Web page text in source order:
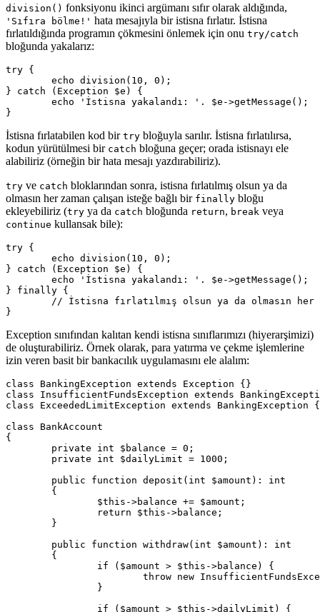
division() fonksiyonu ikinci argümanı sıfır olarak aldığında,
'Sıfıra bölme!' hata mesajıyla bir istisna fırlatır. İstisna
fırlatıldığında programın çökmesini önlemek için onu try/catch
bloğunda yakalarız:
try {
} catch (Exception $e) {
İstisna fırlatabilen kod bir try bloğuyla sarılır. İstisna fırlatılırsa,
kodun yürütülmesi bir catch bloğuna geçer; orada istisnayı ele
alabiliriz (örneğin bir hata mesajı yazdırabiliriz).
try ve catch bloklarından sonra, istisna fırlatılmış olsun ya da
olmasın her zaman çalışan isteğe bağlı bir finally bloğu
ekleyebiliriz (try ya da catch bloğunda return, break veya
continue kullansak bile):
try {
} catch (Exception $e) {
} finally {
Exception sınıfından kalıtan kendi istisna sınıflarımızı (hiyerarşimizi)
de oluşturabiliriz. Örnek olarak, para yatırma ve çekme işlemlerine
izin veren basit bir bankacılık uygulamasını ele alalım:
class BankingException extends Exception {}
class InsufficientFundsException extends
class ExceededLimitException extends BankingException
class BankAccount
{